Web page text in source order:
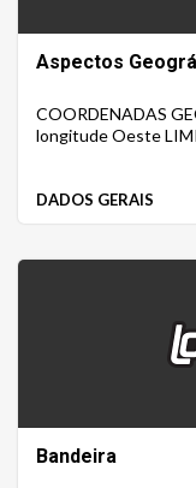
Aspectos
COORDENADAS
longitude Oeste
DADOS GERAIS
Bandeira